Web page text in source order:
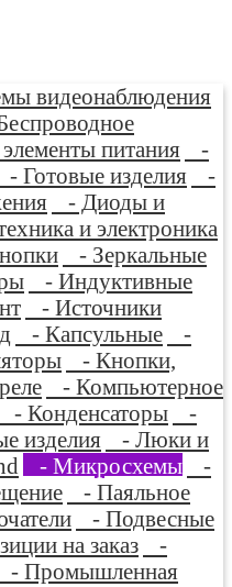
видеонаблюдения
питания
-
- Готовые изделия
-
- Диоды и
и электроника
- Зеркальные
- Индуктивные
- Источники
- Капсульные
-
- Кнопки,
- Компьютерное
- Конденсаторы
-
изделия
- Люки и
- Микросхемы
-
- Паяльное
- Подвесные
на заказ
-
- Промышленная